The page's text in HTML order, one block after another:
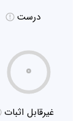
درست
۰
غیر‌قابل اثبات